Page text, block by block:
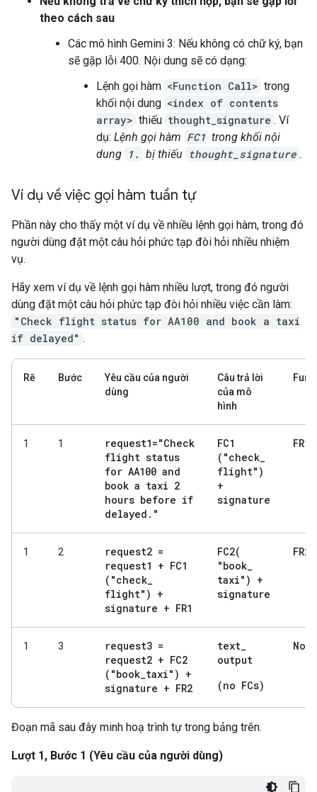
theo cách sau
Các mô hình Gemini 3: Nếu không có chữ ký, bạn
sẽ gặp lỗi 400. Nội dung sẽ có dạng:
Lệnh gọi hàm <Function Call> trong
khối nội dung <index of contents
array> thiếu thought_signature . Ví
dụ: Lệnh gọi hàm FC1 trong khối nội
dung 1. bị thiếu thought_signature .
Ví dụ về việc gọi hàm tuần tự
Phần này cho thấy một ví dụ về nhiều lệnh gọi hàm, trong đó
người dùng đặt một câu hỏi phức tạp đòi hỏi nhiều nhiệm
vụ.
Hãy xem ví dụ về lệnh gọi hàm nhiều lượt, trong đó người
dùng đặt một câu hỏi phức tạp đòi hỏi nhiều việc cần làm:
"Check flight status for AA100 and book a taxi
if delayed" .
Rẽ Bước
Yêu cầu của người
dùng
Câu trả lời
của mô
hình
1 1
request1="Check
flight status
for AA100 and
book a taxi 2
hours before if
delayed . "
FC1
("check_
flight")
+
signature
FR1
1 2
request2 =
request1 + FC1
("check_
flight") +
signature + FR1
FC2(
"book_
taxi") +
signature
FR2
1 3
request3 =
request2 + FC2
("book_taxi") +
signature + FR2
text_
output
(no FCs)
Đoạn mã sau đây minh hoạ trình tự trong bảng trên.
Lượt 1, Bước 1 (Yêu cầu của người dùng)